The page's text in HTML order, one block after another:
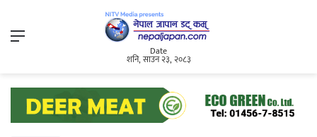
Menu
Date
शनि, साउन २३, २०८३